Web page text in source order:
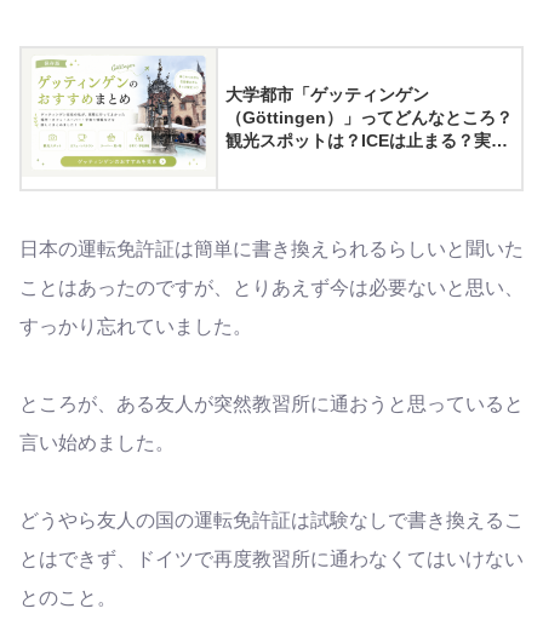
大学都市「ゲッティンゲン
（Göttingen）」ってどんなところ？
観光スポットは？ICEは止まる？実際
ンの魅力8選
日本の運転免許証は簡単に書き換えられるらしいと聞いた
ことはあったのですが、とりあえず今は必要ないと思い、
すっかり忘れていました。
ところが、ある友人が突然教習所に通おうと思っていると
言い始めました。
どうやら友人の国の運転免許証は試験なしで書き換えるこ
とはできず、ドイツで再度教習所に通わなくてはいけない
とのこと。